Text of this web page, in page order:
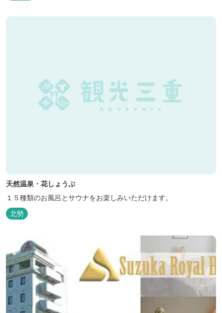
天然温泉・花しょうぶ
１５種類のお風呂とサウナをお楽しみいただけます。
北勢